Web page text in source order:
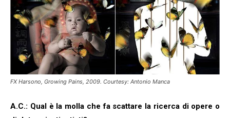
FX Harsono, Growing Pains, 2009. Courtesy: Antonio Manca
A.C.: Qual è la molla che fa scattare la ricerca di opere o